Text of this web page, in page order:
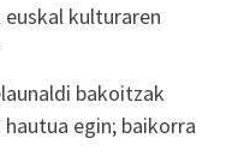
kulturaren
bakoitzak
egin; baikorra